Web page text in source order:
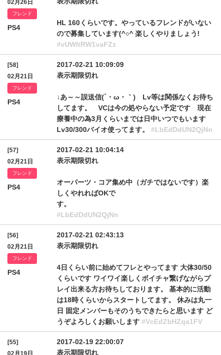
02月26日
フレンド
PS4
HL 160くらいです。やっているフレンドがいない
ので募集しています(^○^ 楽しくやりましょう!
#vUWltRW1vaFZz
[58]
02月21日
フレンド
PS4
2017-02-21 10:09:09
表示期限切れ
↓あ～～誤送信(´・ω・｀) Lv等は関係なくお待ち
してます。 VCは今の処やらない予定です 現在
療養中の為3月くらいまでは日中いつでもいます
Lv30/300バイオ使ってます。 #LbEdDdUN2QjNn
[57]
02月21日
フレンド
PS4
2017-02-21 10:04:14
表示期限切れ
オーパーツ・コア集め中（ガチではないです）楽
しくやれればOKで
す
#LbEdDdUN2QjNn
[56]
02月21日
フレンド
PS4
2017-02-21 02:43:13
表示期限切れ
4日くらい前に始めてフレとやってます 大体30/50
くらいです ワイワイ楽しくボイチャ繋げながらプ
レイ出来る方お待ちしております。 基本的に活動
は18時くらいからスタートしてます。 休みは丸一
日 固定メンバーもそのうちできたらと思います ど
うぞよろしくお願いします #VcEdZbHZqa1FV
[55]
02月19日
2017-02-19 22:00:07
表示期限切れ